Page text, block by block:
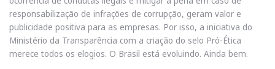
responsabilização de infrações de corrupção, geram valor e
publicidade positiva para as empresas. Por isso, a iniciativa do
Ministério da Transparência com a criação do selo Pró-Ética
merece todos os elogios. O Brasil está evoluindo. Ainda bem.